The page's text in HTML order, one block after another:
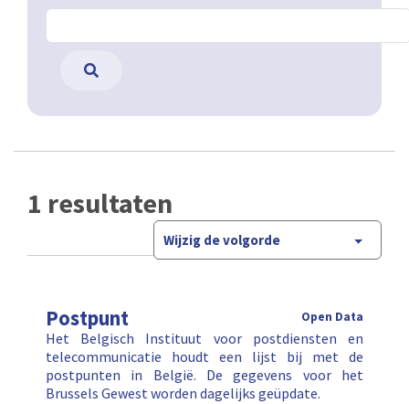
1 resultaten
Wijzig de volgorde
Postpunt Open Data
Het Belgisch Instituut voor postdiensten en
telecommunicatie houdt een lijst bij met de
postpunten in België. De gegevens voor het
Brussels Gewest worden dagelijks geüpdate.